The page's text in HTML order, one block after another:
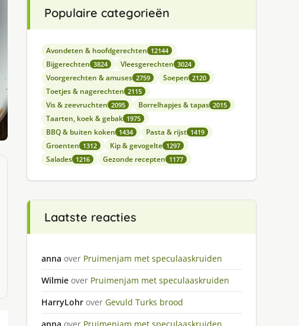
Populaire categorieën
Avondeten & hoofdgerechten 12144
Bijgerechten 3824 Vleesgerechten 3024
Voorgerechten & amuses 2759 Soepen 2120
Toetjes & nagerechten 2115
Vis & zeevruchten 2095 Borrelhapjes & tapas 2015
Taarten, koek & gebak 1975
BBQ & buiten koken 1434 Pasta & rijst 1419
Groenten 1312 Kip & gevogelte 1297
Salades 1216 Gezonde recepten 1177
Laatste reacties
anna over Pruimenjam met speculaaskruiden
Wilmie over Pruimenjam met speculaaskruiden
HarryLohr over Gevuld Turks brood